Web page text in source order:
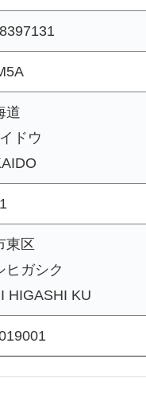
道
ドウ
東区
ヒガシク
HIGASHI KU